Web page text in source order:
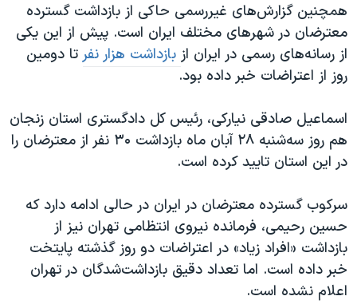
همچنین گزارش‌های غیررسمی حاکی از بازداشت گسترده
معترضان در شهرهای مختلف ایران است. پیش از این یکی
از رسانه‌های رسمی در ایران از بازداشت هزار نفر تا دومین
روز از اعتراضات خبر داده بود.
اسماعیل صادقی نیارکی، رئیس کل دادگستری استان زنجان
هم روز سه‌شنبه ۲۸ آبان ماه بازداشت ۳۰ نفر از معترضان را
در این استان تایید کرده است.
سرکوب گسترده معترضان در ایران در حالی ادامه دارد که
حسین رحیمی، فرمانده نیروی انتظامی تهران نیز از
بازداشت «افراد زیاد» در اعتراضات دو روز گذشته پایتخت
خبر داده است. اما تعداد دقیق بازداشت‌شدگان در تهران
اعلام نشده است.